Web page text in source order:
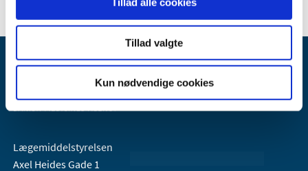
Tillad valgte
Kun nødvendige cookies
Lægemiddelstyrelsen
Axel Heides Gade 1